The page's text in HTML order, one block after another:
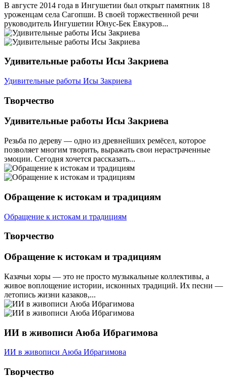
В августе 2014 года в Ингушетии был открыт памятник 18
уроженцам села Сагопши. В своей торжественной речи
руководитель Ингушетии Юнус-Бек Евкуров...
Удивительные работы Исы Закриева
Удивительные работы Исы Закриева
Творчество
Удивительные работы Исы Закриева
Резьба по дереву — одно из древнейших ремёсел, которое
позволяет многим творить, выражать свои нерастраченные
эмоции. Сегодня хочется рассказать...
Обращение к истокам и традициям
Обращение к истокам и традициям
Творчество
Обращение к истокам и традициям
Казачьи хоры — это не просто музыкальные коллективы, а
живое воплощение истории, исконных традиций. Их песни —
летопись жизни казаков,...
ИИ в живописи Аюба Ибрагимова
ИИ в живописи Аюба Ибрагимова
Творчество